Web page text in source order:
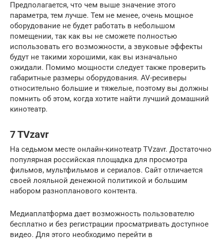
Предполагается, что чем выше значение этого
параметра, тем лучше. Тем не менее, очень мощное
оборудование не будет работать в небольшом
помещении, так как вы не сможете полностью
использовать его возможности, а звуковые эффекты
будут не такими хорошими, как вы изначально
ожидали. Помимо мощности следует также проверить
габаритные размеры оборудования. AV-ресиверы
относительно большие и тяжелые, поэтому вы должны
помнить об этом, когда хотите найти лучший домашний
кинотеатр.
7 TVzavr
На седьмом месте онлайн-кинотеатр TVzavr. Достаточно
популярная российская площадка для просмотра
фильмов, мультфильмов и сериалов. Сайт отличается
своей лояльной денежной политикой и большим
набором разнопланового контента.
Медиаплатформа дает возможность пользователю
бесплатно и без регистрации просматривать доступное
видео. Для этого необходимо перейти в